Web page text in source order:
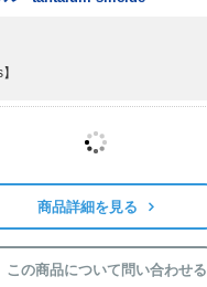
商品詳細を見る
この商品について問い合わせる